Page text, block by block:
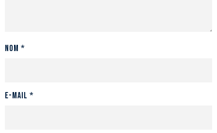
Nom *
E-mail *